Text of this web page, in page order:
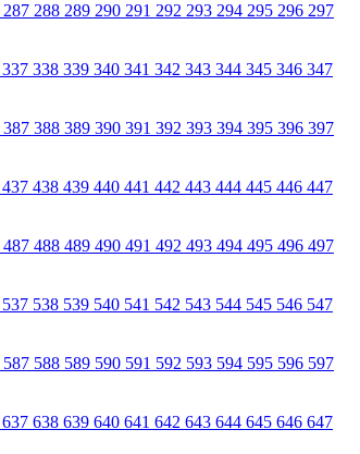
287 288 289 290 291 292 293 294 295 296 297
337 338 339 340 341 342 343 344 345 346 347
387 388 389 390 391 392 393 394 395 396 397
437 438 439 440 441 442 443 444 445 446 447
487 488 489 490 491 492 493 494 495 496 497
537 538 539 540 541 542 543 544 545 546 547
587 588 589 590 591 592 593 594 595 596 597
637 638 639 640 641 642 643 644 645 646 647